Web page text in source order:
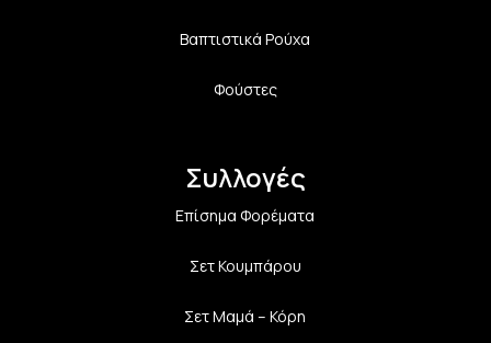
Βαπτιστικά Ρούχα
Φούστες
Συλλογές
Επίσημα Φορέματα
Σετ Κουμπάρου
Σετ Μαμά – Κόρη